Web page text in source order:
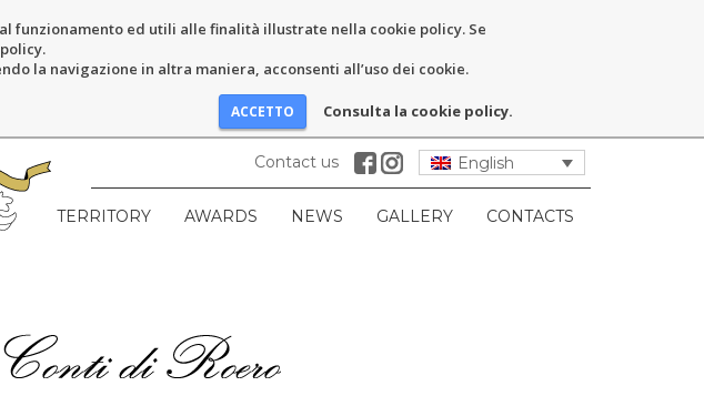
funzionamento ed utili alle finalità illustrate nella cookie policy. Se
la navigazione in altra maniera, acconsenti all’uso dei cookie.
Consulta la cookie policy.
Contact us English
TERRITORY AWARDS NEWS GALLERY CONTACTS